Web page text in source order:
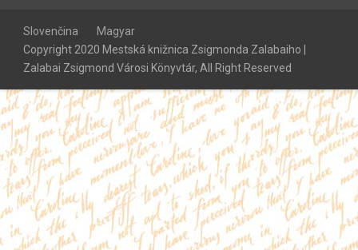
Slovenčina
Magyar
Copyright 2020 Mestská knižnica Zsigmonda Zalabaiho |
Zalabai Zsigmond Városi Könyvtár, All Right Reserved